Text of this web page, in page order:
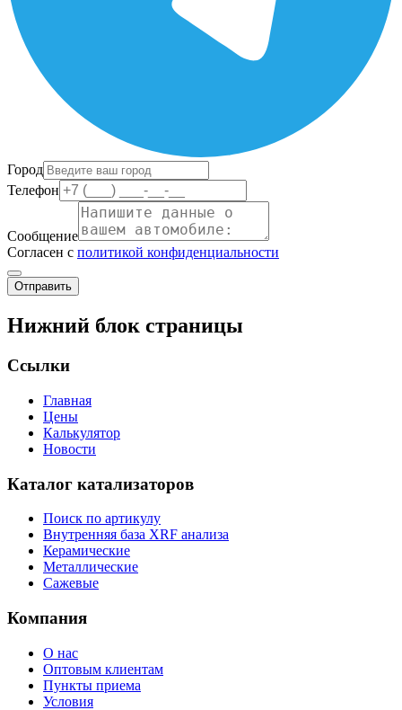
Город
Телефон
Сообщение
Согласен с политикой конфиденциальности
Отправить
Нижний блок страницы
Ссылки
Главная
Цены
Калькулятор
Новости
Каталог катализаторов
Поиск по артикулу
Внутренняя база XRF анализа
Керамические
Металлические
Сажевые
Компания
О нас
Оптовым клиентам
Пункты приема
Условия